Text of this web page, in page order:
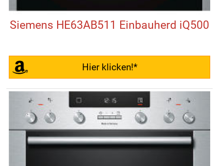
Siemens HE63AB511 Einbauherd iQ500
Hier klicken!*